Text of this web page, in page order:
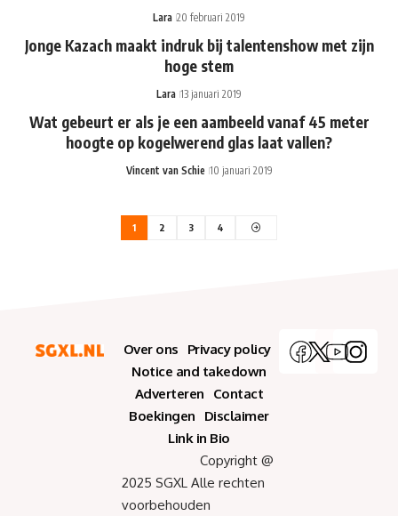
Lara 20 februari 2019
Jonge Kazach maakt indruk bij talentenshow met zijn
hoge stem
Lara 13 januari 2019
Wat gebeurt er als je een aambeeld vanaf 45 meter
hoogte op kogelwerend glas laat vallen?
Vincent van Schie 10 januari 2019
1 2 3 4
Over ons
Privacy policy
Notice and takedown
Adverteren
Contact
Boekingen
Disclaimer
Link in Bio
Copyright @
2025 SGXL Alle rechten
voorbehouden